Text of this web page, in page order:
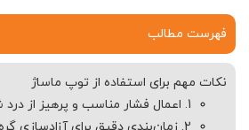
فهرست مطالب
نکات مهم برای استفاده از توپ ماساژ
1. اعمال فشار مناسب و پرهیز از درد شدید